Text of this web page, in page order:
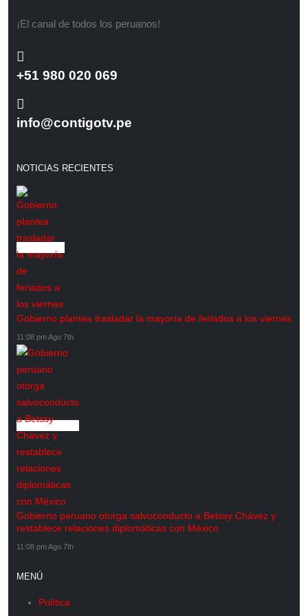
¡El canal de todos los peruanos!
+51 980 020 069
info@contigotv.pe
NOTICIAS RECIENTES
Gobierno plantea trasladar la mayoría de feriados a los viernes
11:08 pm Ago 7th
Gobierno peruano otorga salvoconducto a Betssy Chávez y
restablece relaciones diplomáticas con México
11:08 pm Ago 7th
MENÚ
Política